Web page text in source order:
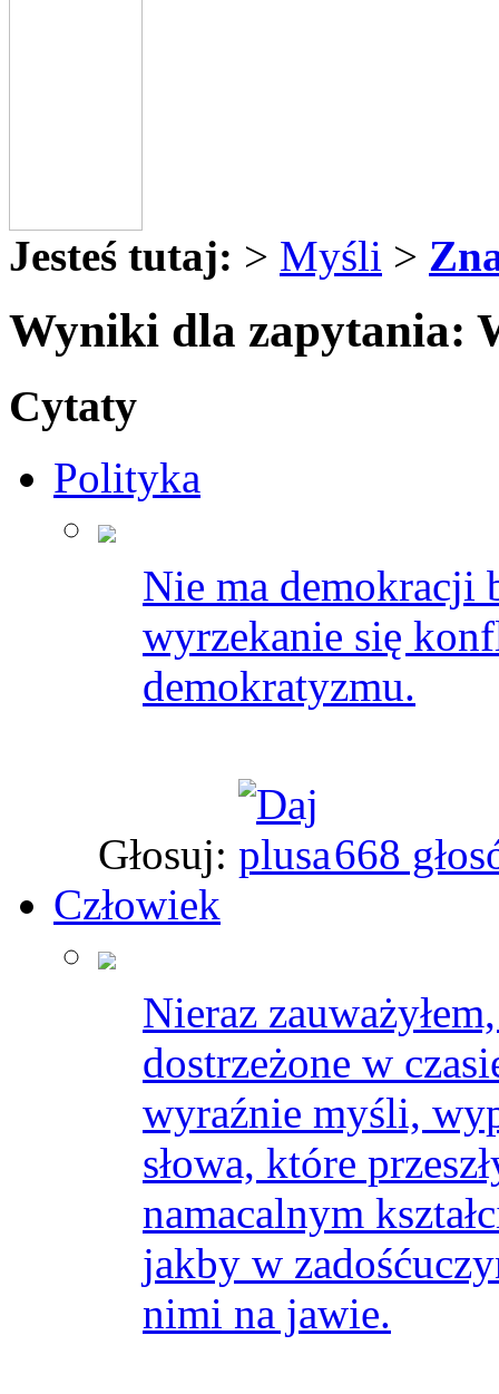
Jesteś tutaj: > Myśli >
Wyniki dla zapytania:
Cytaty
Polityka
Nie ma
wyrzekanie się
demokratyzmu.
Głosuj:
668
Człowiek
Nieraz
dostrzeżone w
wyraźnie myśli,
słowa, które
namacalnym
jakby w
nimi na jawie.